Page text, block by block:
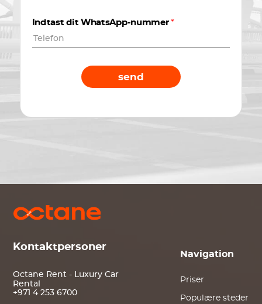
Indtast dit WhatsApp-nummer*
send
Kontaktpersoner
Octane Rent - Luxury Car
Rental
+971 4 253 6700
Navigation
Priser
Populære steder